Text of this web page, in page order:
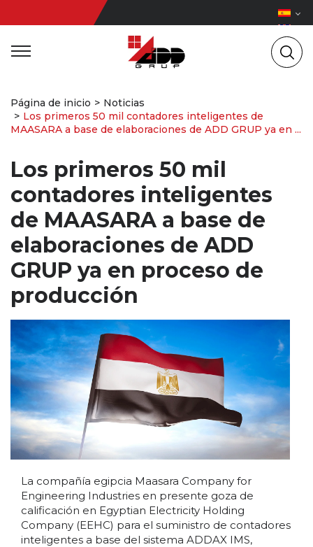
Página de inicio
Noticias
Los primeros 50 mil contadores inteligentes de
MAASARA a base de elaboraciones de ADD GRUP ya en ...
Los primeros 50 mil
contadores inteligentes
de MAASARA a base de
elaboraciones de ADD
GRUP ya en proceso de
producción
La compañía egipcia Maasara Company for
Engineering Industries en presente goza de
calificación en Egyptian Electricity Holding
Company (EEHC) para el suministro de contadores
inteligentes a base del sistema ADDAX IMS,